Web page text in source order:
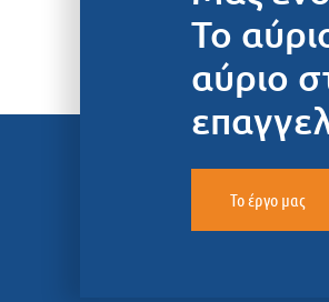
Το
αύριο
Το έργο μας